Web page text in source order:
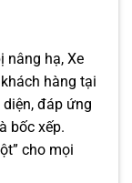
nâng hạ, Xe
hàng tại
đáp ứng
bốc xếp.
cho mọi